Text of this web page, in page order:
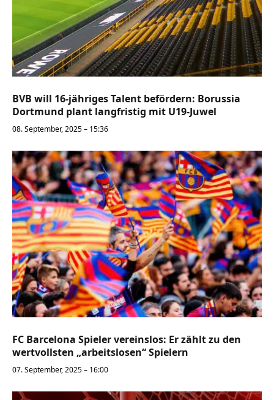
BVB will 16-jähriges Talent befördern: Borussia
Dortmund plant langfristig mit U19-Juwel
08. September, 2025 – 15:36
FC Barcelona Spieler vereinslos: Er zählt zu den
wertvollsten „arbeitslosen“ Spielern
07. September, 2025 – 16:00